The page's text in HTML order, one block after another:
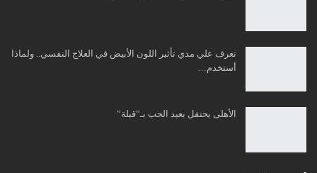
تعرف علي مدي تأثير اللون الأبيض في العلاج النفسي.. ولماذا
أستخدم…
الأهلى يحتفل بعيد الحب بـ”قبلة”